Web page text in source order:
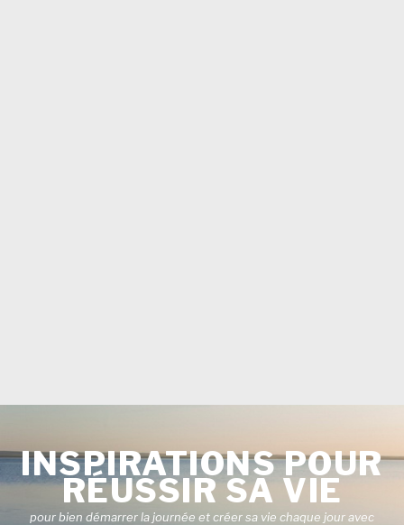
contenu
INSPIRATIONS POUR
RÉUSSIR SA VIE
pour bien démarrer la journée et créer sa vie chaque jour avec